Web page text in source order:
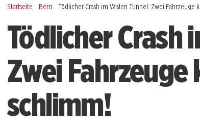
Startseite Bern Tödlicher Crash im Wislen Tunnel: Zwei Fahrzeuge
Tödlicher Crash
Zwei
schlimm!